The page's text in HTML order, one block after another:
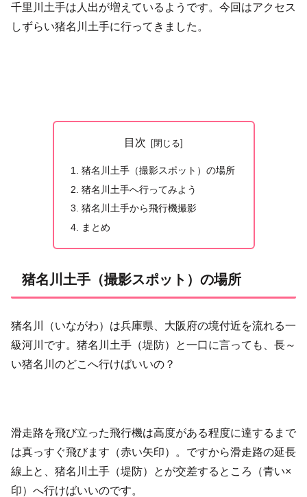
千里川土手は人出が増えているようです。今回はアクセス
しずらい猪名川土手に行ってきました。
目次
猪名川土手（撮影スポット）の場所
猪名川土手へ行ってみよう
猪名川土手から飛行機撮影
まとめ
猪名川土手（撮影スポット）の場所
猪名川（いながわ）は兵庫県、大阪府の境付近を流れる一
級河川です。猪名川土手（堤防）と一口に言っても、長～
い猪名川のどこへ行けばいいの？
滑走路を飛び立った飛行機は高度がある程度に達するまで
は真っすぐ飛びます（赤い矢印）。ですから滑走路の延長
線上と、猪名川土手（堤防）とが交差するところ（青い×
印）へ行けばいいのです。